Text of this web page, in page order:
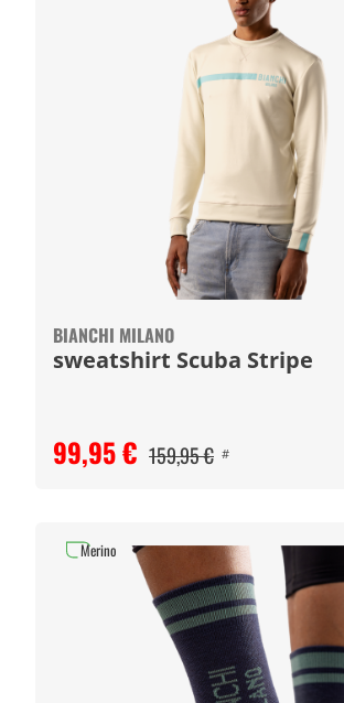
BIANCHI MILANO
sweatshirt Scuba Stripe
99,95 € 159,95 € #
Merino